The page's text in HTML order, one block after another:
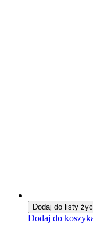
Dodaj do listy
Dodaj do